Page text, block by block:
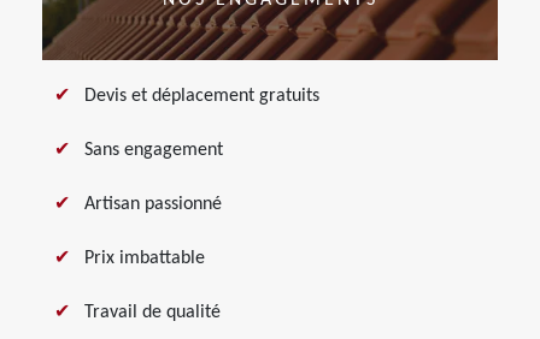
Devis et déplacement gratuits
Sans engagement
Artisan passionné
Prix imbattable
Travail de qualité